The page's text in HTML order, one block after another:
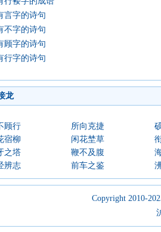
言字的诗句
不字的诗句
顾字的诗句
行字的诗句
龙
顾行 所向克捷
宿柳
闲花埜草
之塔
鞭不及腹
辨志
前车之鉴
Copyright 2010-